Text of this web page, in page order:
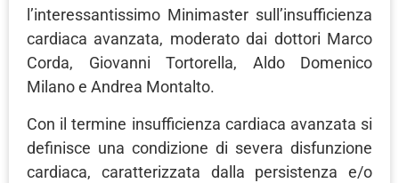
l’interessantissimo Minimaster sull’insufficienza
cardiaca avanzata, moderato dai dottori Marco
Corda, Giovanni Tortorella, Aldo Domenico
Milano e Andrea Montalto.
Con il termine insufficienza cardiaca avanzata si
definisce una condizione di severa disfunzione
cardiaca, caratterizzata dalla persistenza e/o